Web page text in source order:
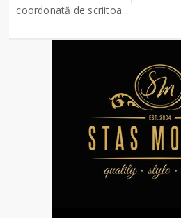
coordonată de scriitoa...